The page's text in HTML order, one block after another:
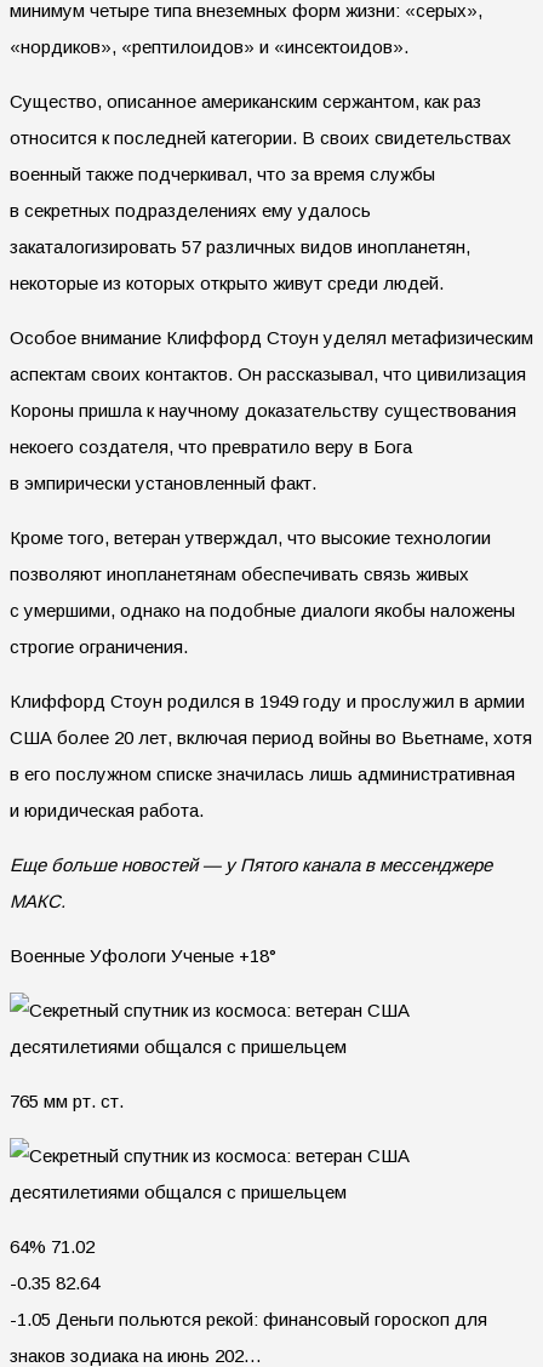
минимум четыре типа внеземных форм жизни: «серых»,
«нордиков», «рептилоидов» и «инсектоидов».
Существо, описанное американским сержантом, как раз
относится к последней категории. В своих свидетельствах
военный также подчеркивал, что за время службы
в секретных подразделениях ему удалось
закаталогизировать 57 различных видов инопланетян,
некоторые из которых открыто живут среди людей.
Особое внимание Клиффорд Стоун уделял метафизическим
аспектам своих контактов. Он рассказывал, что цивилизация
Короны пришла к научному доказательству существования
некоего создателя, что превратило веру в Бога
в эмпирически установленный факт.
Кроме того, ветеран утверждал, что высокие технологии
позволяют инопланетянам обеспечивать связь живых
с умершими, однако на подобные диалоги якобы наложены
строгие ограничения.
Клиффорд Стоун родился в 1949 году и прослужил в армии
США более 20 лет, включая период войны во Вьетнаме, хотя
в его послужном списке значилась лишь административная
и юридическая работа.
Еще больше новостей — у Пятого канала в мессенджере
МАКС.
Военные Уфологи Ученые +18°
765 мм рт. ст.
64% 71.02
-0.35 82.64
-1.05 Деньги польются рекой: финансовый гороскоп для
знаков зодиака на июнь 202…